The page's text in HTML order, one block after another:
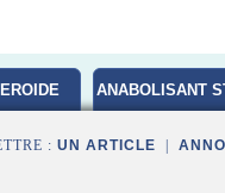
ANABOLISANT
: UN ARTICLE